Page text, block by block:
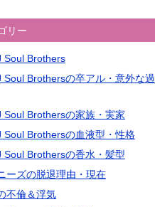
リー
Soul Brothers
Soul Brothersの卒アル・意外な過
Soul Brothersの家族・実家
Soul Brothersの血液型・性格
Soul Brothersの香水・髪型
ーズの脱退理由・現在
不倫＆浮気